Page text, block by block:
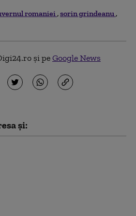
romaniei sorin grindeanu
și peGoogle News
și: